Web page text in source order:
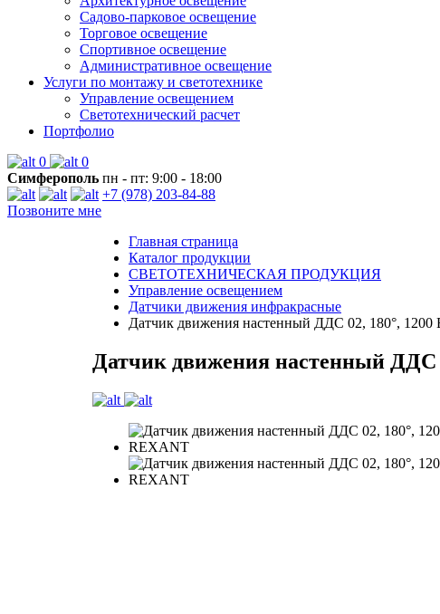
Садово-парковое освещение
Торговое освещение
Спортивное освещение
Административное освещение
Услуги по монтажу и светотехнике
Управление освещением
Светотехнический расчет
Портфолио
0
0
Симферополь пн - пт: 9:00 - 18:00
+7 (978) 203-84-88
Позвоните мне
Главная страница
Каталог продукции
СВЕТОТЕХНИЧЕСКАЯ ПРОДУКЦИЯ
Управление освещением
Датчики движения инфракрасные
Датчик движения настенный ДДС 02, 180°,
Датчик движения настенный ДДС